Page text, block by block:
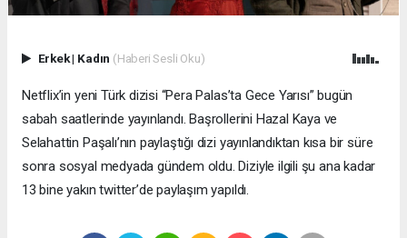
Erkek| Kadın (Haberi Sesli Oku)
Netflix’in yeni Türk dizisi “Pera Palas’ta Gece Yarısı” bugün
sabah saatlerinde yayınlandı. Başrollerini Hazal Kaya ve
Selahattin Paşalı’nın paylaştığı dizi yayınlandıktan kısa bir süre
sonra sosyal medyada gündem oldu. Diziyle ilgili şu ana kadar
13 bine yakın twitter’de paylaşım yapıldı.